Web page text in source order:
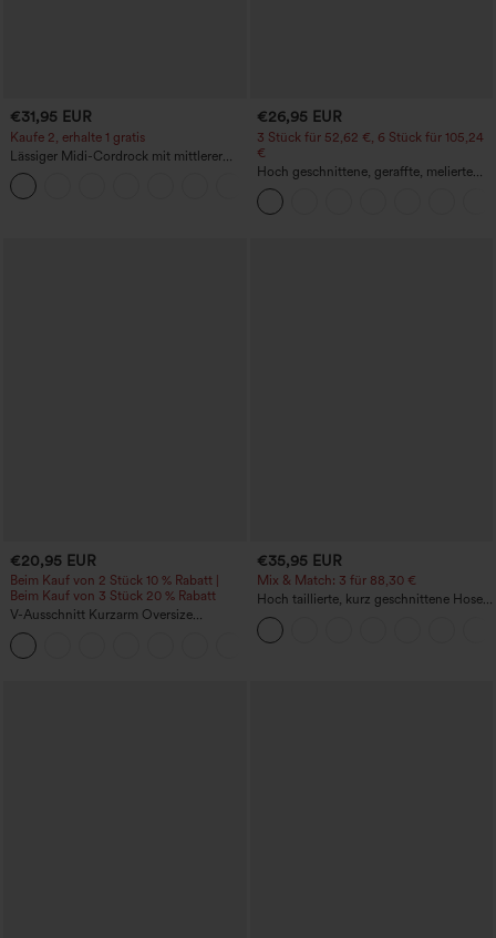
€31,95 EUR
Kaufe 2, erhalte 1 gratis
Lässiger Midi-Cordrock mit mittlerer
Bundhöhe und vorderseitiger
Klapptasche
€26,95 EUR
3 Stück für 52,62 €, 6 Stück für 105,24
€
Hoch geschnittene, geraffte, melierte
Yoga-Pedal-Pusher-Joggers mit
Taschen
€20,95 EUR
Beim Kauf von 2 Stück 10 % Rabatt |
Beim Kauf von 3 Stück 20 % Rabatt
V-Ausschnitt Kurzarm Oversize
InstantCool schnelltrocknendes Yoga-
Sporttop
€35,95 EUR
Mix & Match: 3 für 88,30 €
Hoch taillierte, kurz geschnittene Hose
mit Reißverschlusstasche in Leinenoptik